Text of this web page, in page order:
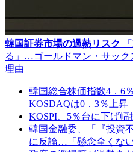
韓国証券市場の過熱リスク
る」…ゴールドマン・サック
理由
韓国総合株価指数4．6
KOSDAQは0．3％上昇
KOSPI、5％台に下げ
韓国金融委、「『投資
に反論…「懸念全くない